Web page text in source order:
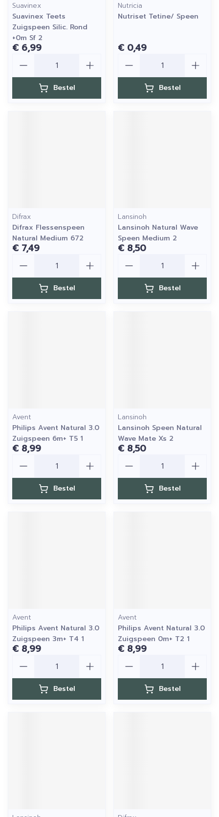
Suavinex
Suavinex Teets
Zuigspeen Silic. Rond
+0m Sf 2
€ 6,99
Bestel
Nutricia
Nutriset Tetine/ Speen
€ 0,49
Bestel
Difrax
Difrax Flessenspeen
Natural Medium 672
€ 7,49
Bestel
Lansinoh
Lansinoh Natural Wave
Speen Medium 2
€ 8,50
Bestel
Avent
Philips Avent Natural 3.0
Zuigspeen 6m+ T5 1
€ 8,99
Bestel
Lansinoh
Lansinoh Speen Natural
Wave Mate Xs 2
€ 8,50
Bestel
Avent
Philips Avent Natural 3.0
Zuigspeen 3m+ T4 1
€ 8,99
Bestel
Avent
Philips Avent Natural 3.0
Zuigspeen 0m+ T2 1
€ 8,99
Bestel